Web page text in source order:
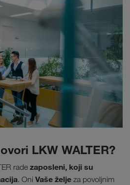
LKW WALTER?
rade zaposleni, koji su
. Oni Vaše želje za povoljnim